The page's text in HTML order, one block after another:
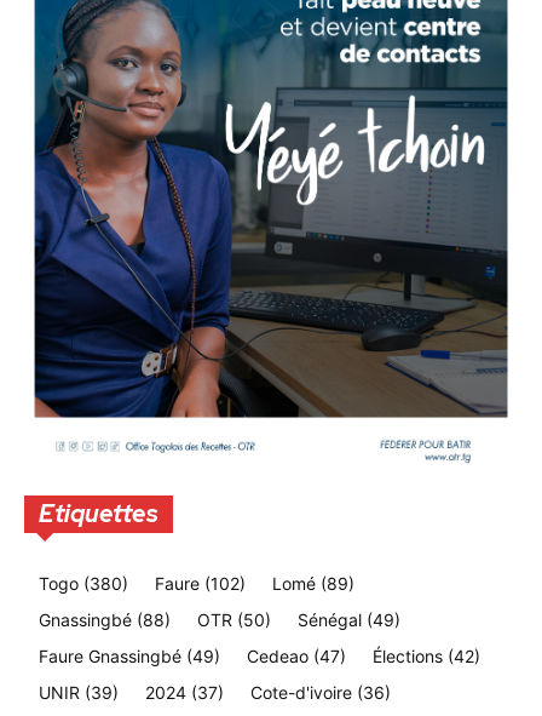
Etiquettes
Togo (380) Faure (102) Lomé (89)
Gnassingbé (88) OTR (50) Sénégal (49)
Faure Gnassingbé (49) Cedeao (47) Élections (42)
UNIR (39) 2024 (37) Cote-d'ivoire (36)